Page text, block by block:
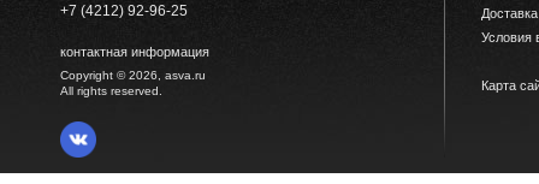
+7 (4212) 92-96-25
контактная информация
Copyright © 2026, asva.ru
All rights reserved.
Условия
Карта